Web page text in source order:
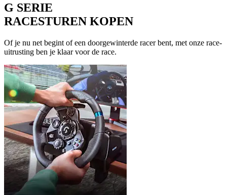
G SERIE
RACESTUREN KOPEN
Of je nu net begint of een doorgewinterde racer bent, met onze race-
uitrusting ben je klaar voor de race.